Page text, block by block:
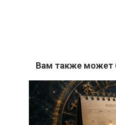
Вам также может